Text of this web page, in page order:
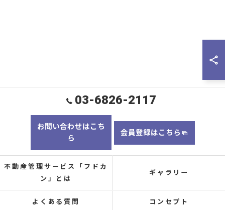
03-6826-2117
お問い合わせはこち
ら
会員登録はこちら
不動産管理サービス「フドカ
ン」とは
ギャラリー
よくある質問 コンセプト